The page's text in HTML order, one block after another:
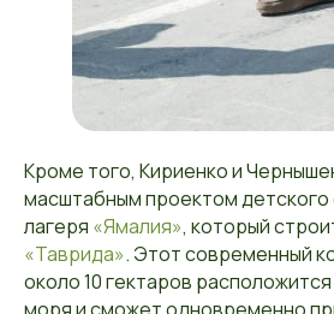
Кроме того, Кириенко и
масштабным проектом
лагеря «Ямалия», который
«Таврида». Этот современный
около 10 гектаров